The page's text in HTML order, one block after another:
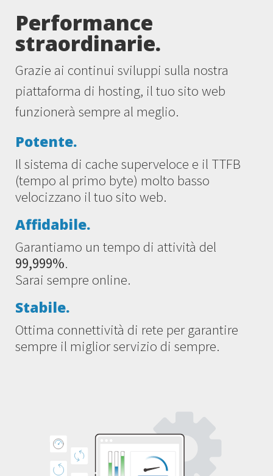
Performance
straordinarie.
Grazie ai continui sviluppi sulla nostra
piattaforma di hosting, il tuo sito web
funzionerà sempre al meglio.
Potente.
Il sistema di cache superveloce e il TTFB
(tempo al primo byte) molto basso
velocizzano il tuo sito web.
Affidabile.
Garantiamo un tempo di attività del
99,999%.
Sarai sempre online.
Stabile.
Ottima connettività di rete per garantire
sempre il miglior servizio di sempre.